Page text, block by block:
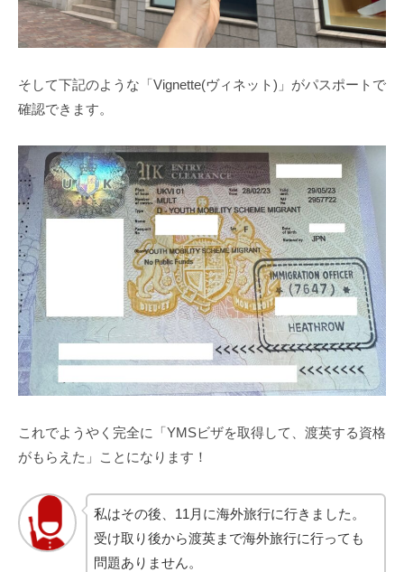
そして下記のような「Vignette(ヴィネット)」がパスポートで
確認できます。
これでようやく完全に「YMSビザを取得して、渡英する資格
がもらえた」ことになります！
私はその後、11月に海外旅行に行きました。
受け取り後から渡英まで海外旅行に行っても
問題ありません。